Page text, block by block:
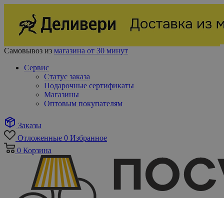
Самовывоз из магазина от 30 минут
Сервис
Статус заказа
Подарочные сертификаты
Магазины
Оптовым покупателям
Заказы
Отложенные 0 Избранное
0 Корзина